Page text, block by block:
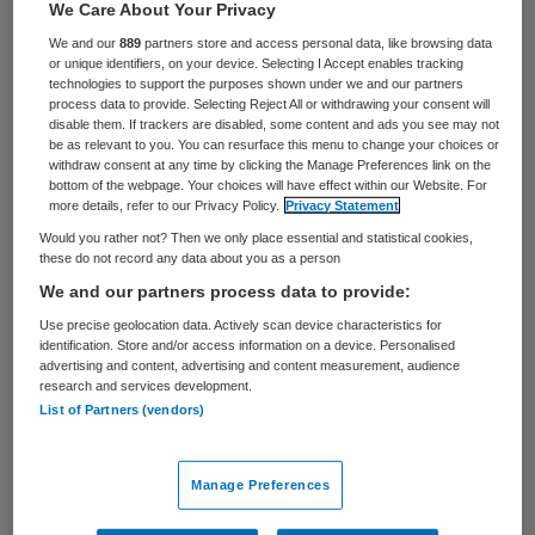
Een 31-jarige man uit Polen zonder vaste
woon- of verblijfplaats draaide in de nacht
van zaterdag op zondag om nog onbekende
reden volledig door in Den Haag. Een
onderhandelaar en een arrestatieteam
moesten eraan te pas komen om de man
onder controle te brengen, meldt de politie.
De verwarde man werd aangehouden op
het Deltaplein. Daar ging hij door het lint en
sloeg om zich heen. Met een ambulance
werd hij naar het ziekenhuis gebracht, waar
verschanste zich in een kamer, vernielde
daar alles wat los en vast zat en stichtte
We Care About Your Privacy
We and our889 partners store and access personal data, like browsing data
or unique identifiers, on your device. Selecting I Accept enables tracking
technologies to support the purposes shown under we and our partners
process data to provide. Selecting Reject All or withdrawing your consent will
disable them. If trackers are disabled, some content and ads you see may not
be as relevant to you. You can resurface this menu to change your choices or
withdraw consent at any time by clicking the Manage Preferences link on the
bottom of the webpage. Your choices will have effect within our Website. For
more details, refer to our Privacy Policy.
Privacy Statement
Would you rather not? Then we only place essential and statistical cookies,
these do not record any data about you as a person
We and our partners process data to provide:
Use precise geolocation data. Actively scan device characteristics for
identification. Store and/or access information on a device. Personalised
advertising and content, advertising and content measurement, audience
research and services development.
List of Partners (vendors)
Manage Preferences